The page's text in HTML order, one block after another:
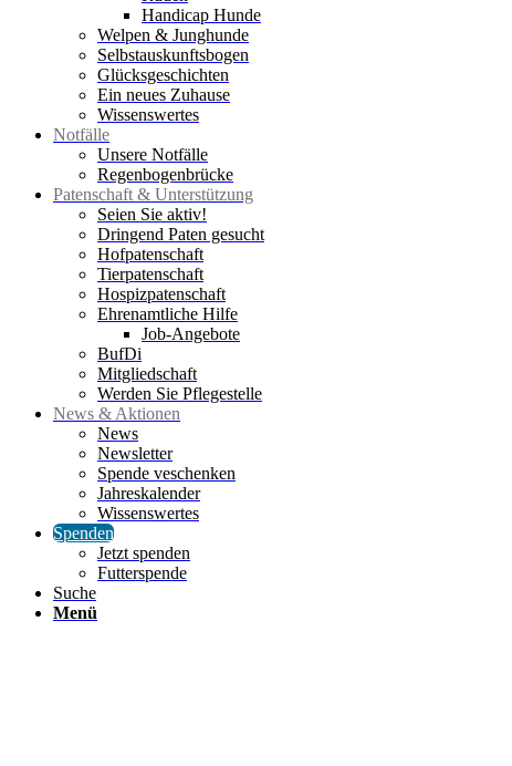
Handicap Hunde
Welpen & Junghunde
Selbstauskunftsbogen
Glücksgeschichten
Ein neues Zuhause
Wissenswertes
Notfälle
Unsere Notfälle
Regenbogenbrücke
Patenschaft & Unterstützung
Seien Sie aktiv!
Dringend Paten gesucht
Hofpatenschaft
Tierpatenschaft
Hospizpatenschaft
Ehrenamtliche Hilfe
Job-Angebote
BufDi
Mitgliedschaft
Werden Sie Pflegestelle
News & Aktionen
News
Newsletter
Spende veschenken
Jahreskalender
Wissenswertes
Spenden
Jetzt spenden
Futterspende
Suche
Menü